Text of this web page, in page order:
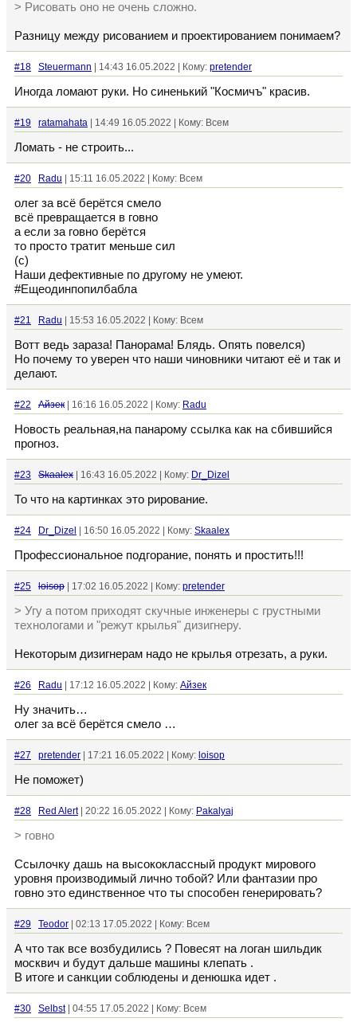
> Рисовать оно не очень сложно.
Разницу между рисованием и проектированием понимаем?
#18 Steuermann | 14:43 16.05.2022 | Кому: pretender
Иногда ломают руки. Но синенький "Космичъ" красив.
#19 ratamahata | 14:49 16.05.2022 | Кому: Всем
Ломать - не строить...
#20 Radu | 15:11 16.05.2022 | Кому: Всем
олег за всё берётся смело
всё превращается в говно
а если за говно берётся
то просто тратит меньше сил
(с)
Наши дефективные по другому не умеют.
#Ещеодинпопилбабла
#21 Radu | 15:53 16.05.2022 | Кому: Всем
Вотт ведь зараза! Панорама! Блядь. Опять повелся)
Но почему то уверен что наши чиновники читают её и так и
делают.
#22 Айзек | 16:16 16.05.2022 | Кому: Radu
Новость реальная,на панарому ссылка как на сбившийся
прогноз.
#23 Skaalex | 16:43 16.05.2022 | Кому: Dr_Dizel
То что на картинках это рирование.
#24 Dr_Dizel | 16:50 16.05.2022 | Кому: Skaalex
Профессиональное подгорание, понять и простить!!!
#25 loisop | 17:02 16.05.2022 | Кому: pretender
> Угу а потом приходят скучные инженеры с грустными
технологами и "режут крылья" дизигнеру.
Некоторым дизигнерам надо не крылья отрезать, а руки.
#26 Radu | 17:12 16.05.2022 | Кому: Айзек
Ну значить…
олег за всё берётся смело …
#27 pretender | 17:21 16.05.2022 | Кому: loisop
Не поможет)
#28 Red Alert| 20:22 16.05.2022 | Кому: Pakalyaj
> говно
Ссылочку дашь на высококлассный продукт мирового
уровня производимый лично тобой? Или фантазии про
говно это единственное что ты способен генерировать?
#29 Teodor | 02:13 17.05.2022 | Кому: Всем
А что так все возбудились ? Повесят на логан шильдик
москвич и будут дальше машины клепать .
В итоге и санкции соблюдены и денюшка идет .
#30 Selbst| 04:55 17.05.2022 | Кому: Всем